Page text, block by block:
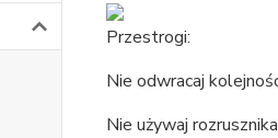
Przestrogi:
Nie odwracaj
Nie używaj